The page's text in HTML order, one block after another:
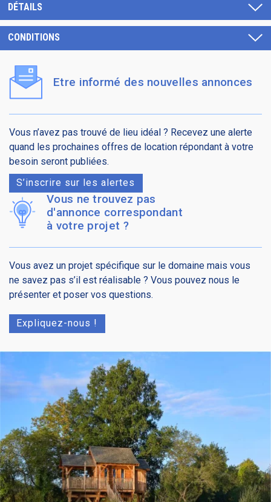
DÉTAILS
CONDITIONS
Etre informé des nouvelles annonces
Vous n’avez pas trouvé de lieu idéal ? Recevez une alerte
quand les prochaines offres de location répondant à votre
besoin seront publiées.
S’inscrire sur les alertes
Vous ne trouvez pas
d'annonce correspondant
à votre projet ?
Vous avez un projet spécifique sur le domaine mais vous
ne savez pas s’il est réalisable ? Vous pouvez nous le
présenter et poser vos questions.
Expliquez-nous !